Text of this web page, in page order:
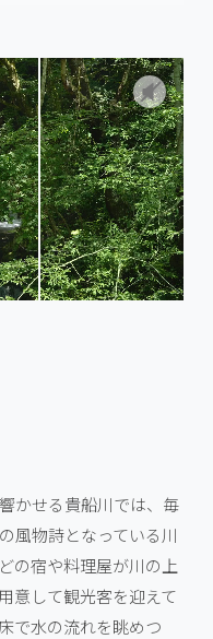
かせる貴船川では、毎
風物詩となっている川
の宿や料理屋が川の上
意して観光客を迎えて
で水の流れを眺めつ